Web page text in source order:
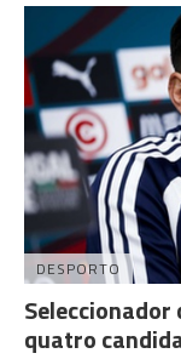
DESPORTO
quatro